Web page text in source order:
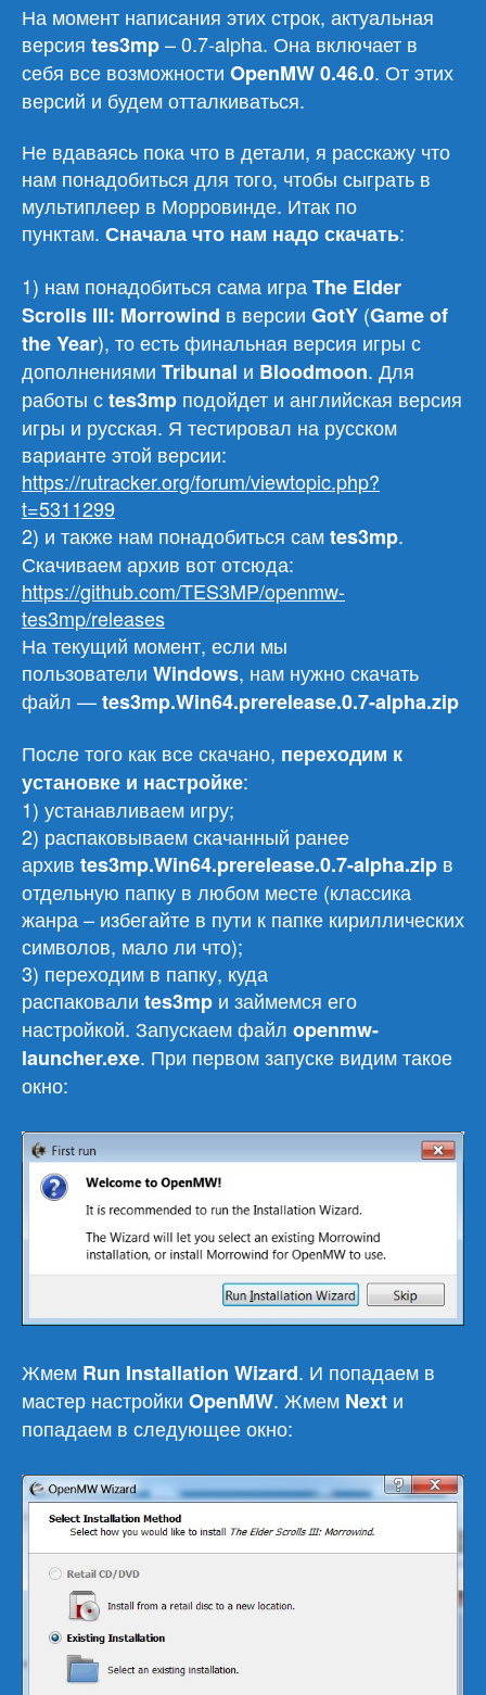
На момент написания этих строк, актуальная
версия tes3mp– 0.7-alpha. Она включает в
себя все возможности OpenMW 0.46.0. От этих
версий и будем отталкиваться.
Не вдаваясь пока что в детали, я расскажу что
нам понадобиться для того, чтобы сыграть в
мультиплеер в Морровинде. Итак по
пунктам. Сначала что нам надо скачать:
1) нам понадобиться сама игра The Elder
Scrolls III: Morrowind в версии GotY (Game of
the Year), то есть финальная версия игры с
дополнениями Tribunal и Bloodmoon. Для
работы сtes3mp подойдет и английская версия
игры и русская. Я тестировал на русском
варианте этой версии:
https://rutracker.org/forum/viewtopic.php?
t=5311299
2) и также нам понадобиться самtes3mp.
Скачиваем архив вот отсюда:
https://github.com/TES3MP/openmw-
tes3mp/releases
На текущий момент, если мы
пользователи Windows, нам нужно скачать
файл —tes3mp.Win64.prerelease.0.7-alpha.zip
После того как все скачано, переходим к
установке и настройке:
1) устанавливаем игру;
2) распаковываем скачанный ранее
архив tes3mp.Win64.prerelease.0.7-alpha.zip в
отдельную папку в любом месте (классика
жанра – избегайте в пути к папке кириллических
символов, мало ли что);
3) переходим в папку, куда
распаковали tes3mp и займемся его
настройкой. Запускаем файл openmw-
launcher.exe. При первом запуске видим такое
окно:
Жмем Run Installation Wizard. И попадаем в
мастер настройки OpenMW. Жмем Next и
попадаем в следующее окно: